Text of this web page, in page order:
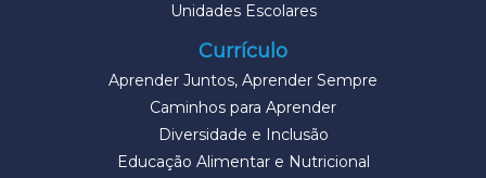
Unidades Escolares
Currículo
Aprender Juntos, Aprender Sempre
Caminhos para Aprender
Diversidade e Inclusão
Educação Alimentar e Nutricional